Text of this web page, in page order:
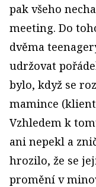
pak všeho
meeting. Do
dvěma
udržovat
bylo, když se
mamince
Vzhledem k
ani nepekl a
hrozilo, že se
promění v